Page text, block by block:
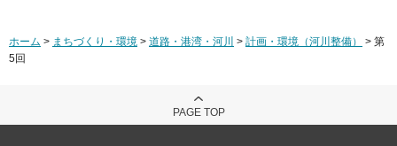
ホーム > まちづくり・環境 > 道路・港湾・河川 > 計画・環境（河川整備）
> 第
5回
PAGE TOP